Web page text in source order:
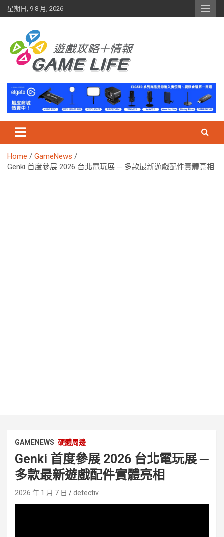
Skip
to
星期日, 9 8 月, 2026
Home
GameNews
Genki 首度參展 2026 台北電玩展 ─ 多款最新遊戲配件實體亮相
GAMENEWS 硬體周邊
Genki 首度參展 2026 台北電玩展 ─
多款最新遊戲配件實體亮相
2026 年 1 月 7 日 detectiv